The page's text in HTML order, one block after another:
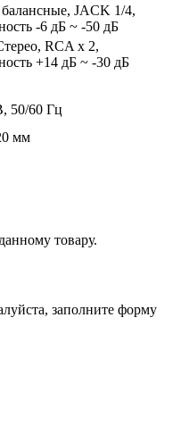
JACK 1/4,
-6 дБ ~ -50 дБ
RCA х 2,
+14 дБ ~ -30 дБ
50/60 Гц
мм
товару.
заполните форму